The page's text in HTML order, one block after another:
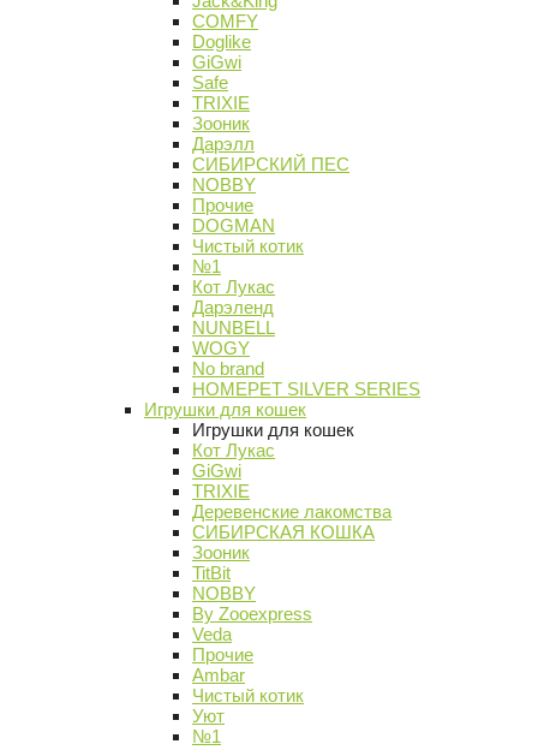
COMFY
Doglike
GiGwi
Safe
TRIXIE
Зооник
Дарэлл
СИБИРСКИЙ ПЕС
NOBBY
Прочие
DOGMAN
Чистый котик
№1
Кот Лукас
Дарэленд
NUNBELL
WOGY
No brand
HOMEPET SILVER SERIES
Игрушки для кошек
Игрушки для кошек
Кот Лукас
GiGwi
TRIXIE
Деревенские лакомства
СИБИРСКАЯ КОШКА
Зооник
TitBit
NOBBY
By Zooexpress
Veda
Прочие
Ambar
Чистый котик
Уют
№1